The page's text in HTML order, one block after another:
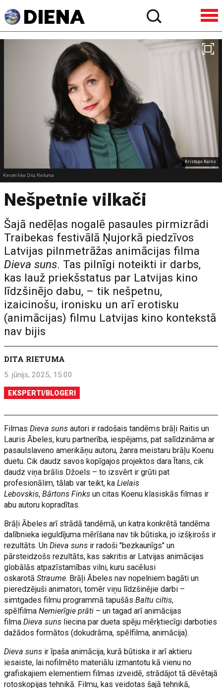
Kristaps Kalns
Kinokritiķe Dita Rietuma
Nešpetnie vilkači
Šajā nedēļas nogalē pasaules pirmizrādi
Traibekas festivālā Ņujorkā piedzīvos
Latvijas pilnmetrāžas animācijas filma
Dieva suns. Tas pilnīgi noteikti ir darbs,
kas lauž priekšstatus par Latvijas kino
līdzšinējo dabu, – tik nešpetnu,
izaicinošu, ironisku un arī erotisku
(animācijas) filmu Latvijas kino kontekstā
nav bijis
DITA RIETUMA
5. jūnijs, 2025, 15:00
EKSPERTI/BLOGERI
FilmasDieva suns autori ir radošais tandēms brāļi Raitis un
Lauris Ābeles, kuru partnerība, iespējams, pat salīdzināma ar
pasaulslaveno amerikāņu autoru, žanra meistaru brāļu Koenu
duetu. Cik daudz savos kopīgajos projektos dara Ītans, cik
daudz viņa brālis Džoels – to izsvērt ir grūti pat
profesionālim, tālab var teikt, kaLielais
Lebovskis,Bārtons Finksun citas Koenu klasiskās filmas ir
abu autoru kopradītas.
Brāļi Ābeles arī strādā tandēmā, un katra konkrētā tandēma
dalībnieka ieguldījuma mērīšana nav tik būtiska, jo izšķirošs ir
rezultāts. UnDieva suns ir radoši "bezkaunīgs" un
pārsteidzošs rezultāts, kas sakritis ar Latvijas animācijas
globālās atpazīstamības vilni, kuru sacēlusi
oskarotāStraume. Brāļi Ābeles nav nopelniem bagāti un
pieredzējuši animatori, tomēr viņu līdzšinējie darbi –
simtgades filmu programmā tapušāsBaltu ciltis,
spēlfilmaNemierīgie prāti – un tagad arī animācijas
filmaDieva suns liecina par dueta spēju mērķtiecīgi darboties
dažādos formātos (dokudrāma, spēlfilma, animācija).
Dieva suns ir īpaša animācija, kurā būtiska ir arī aktieru
iesaiste, lai nofilmēto materiālu izmantotu kā vienu no
grafiskajiem elementiem filmas izveidē, strādājot tā dēvētajā
rotoskopijas tehnikā. Filmu, kas veidotas šajā tehnikā,